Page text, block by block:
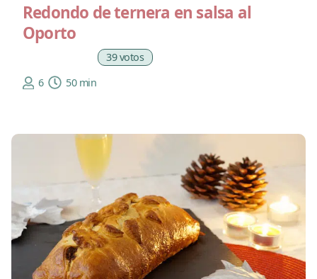
Redondo de ternera en salsa al
Oporto
39 votos
6
50 min